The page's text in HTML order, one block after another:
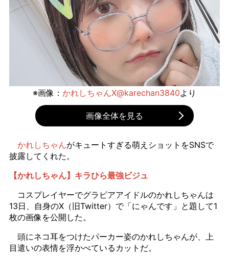
※画像： かれしちゃんX@karechan3840より
画像全体を見る
かれしちゃんがキュートすぎる萌えショットをSNSで
披露してくれた。
【かれしちゃん】キラひら最強ビジュ
コスプレイヤーでグラビアアイドルのかれしちゃんは
13日、自身のX（旧Twitter）で「にゃんです」と題して1
枚の画像を公開した。
頭にネコ耳をつけたパーカー姿のかれしちゃんが、上
目遣いの表情を浮かべているカットだ。